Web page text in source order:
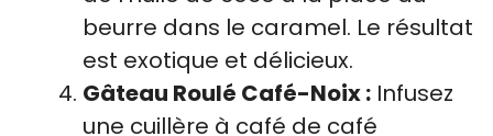
beurre dans le caramel. Le résultat
est exotique et délicieux.
Gâteau Roulé Café-Noix : Infusez
une cuillère à café de café